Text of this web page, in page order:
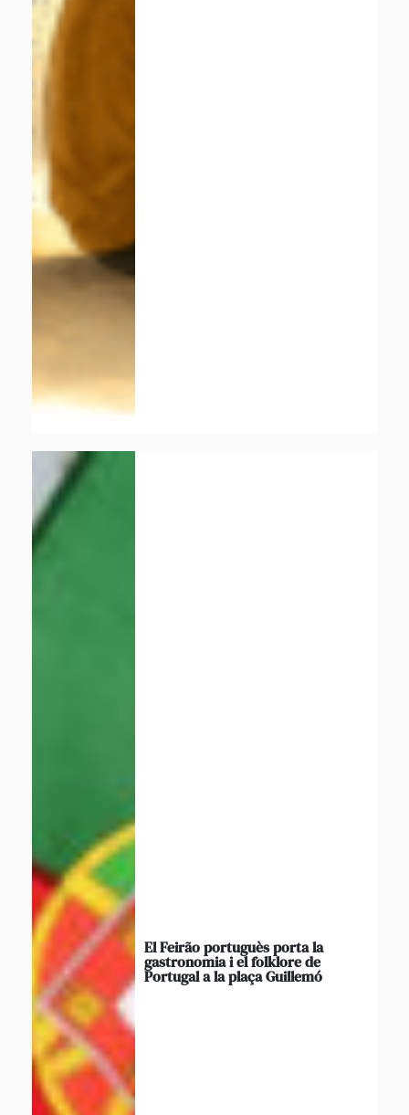
El Feirão portuguès porta la
gastronomia i el folklore de
Portugal a la plaça Guillemó